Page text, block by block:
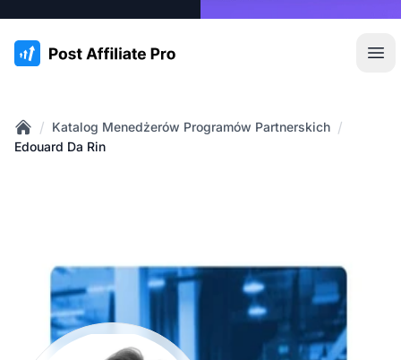
:site.title
Home
/ Katalog Menedżerów Programów Partnerskich /
Edouard Da Rin